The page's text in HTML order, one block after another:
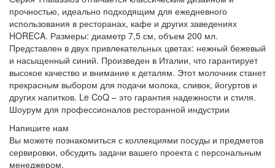
прочностью, идеально подходящим для ежедневного
использования в ресторанах, кафе и других заведениях
HORECA. Размеры: диаметр 7,5 см, объем 200 мл.
Представлен в двух привлекательных цветах: нежный бежевый
и насыщенный синий. Произведен в Италии, что гарантирует
высокое качество и внимание к деталям. Этот молочник станет
прекрасным выбором для подачи молока, сливок, йогуртов и
других напитков. Le CoQ – это гарантия надежности и стиля.
Шоурум для профессионалов ресторанной индустрии
Напишите нам
Вы можете познакомиться с коллекциями посуды и предметов
сервировки, обсудить задачи вашего проекта с персональным
менеджером.